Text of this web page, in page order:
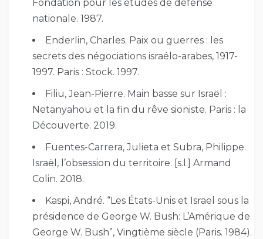
Fondation pour les études de défense
nationale. 1987.
Enderlin, Charles. Paix ou guerres : les
secrets des négociations israélo-arabes, 1917-
1997. Paris : Stock. 1997.
Filiu, Jean-Pierre. Main basse sur Israël :
Netanyahou et la fin du rêve sioniste. Paris : la
Découverte. 2019.
Fuentes-Carrera, Julieta et Subra, Philippe.
Israël, l’obsession du territoire. [s.l.] Armand
Colin. 2018.
Kaspi, André. “Les États-Unis et Israël sous la
présidence de George W. Bush: L’Amérique de
George W. Bush”, Vingtième siècle (Paris. 1984).